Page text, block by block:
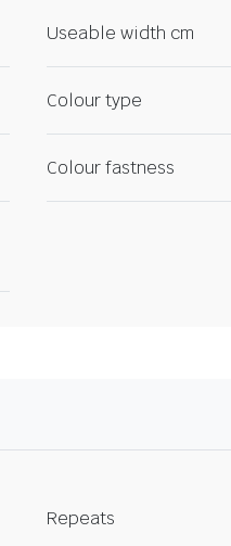
Useable width cm
Colour type
Colour fastness
Repeats